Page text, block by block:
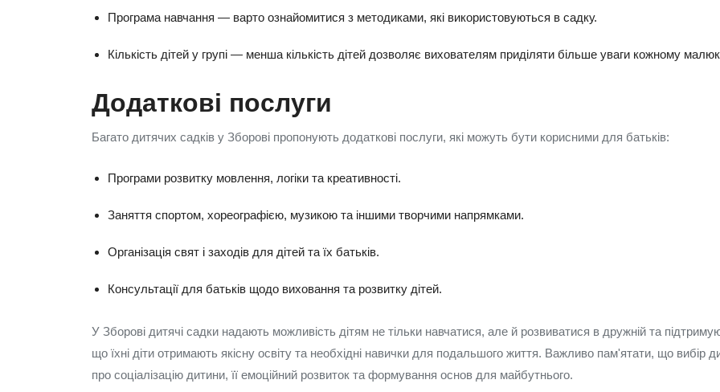
Програма навчання — варто ознайомитися з методиками, які використовуються в садку.
Кількість дітей у групі — менша кількість дітей дозволяє вихователям приділяти більше уваги кожному
Додаткові послуги
Багато дитячих садків у Зборові пропонують додаткові послуги, які можуть бути корисними для батьків:
Програми розвитку мовлення, логіки та креативності.
Заняття спортом, хореографією, музикою та іншими творчими напрямками.
Організація свят і заходів для дітей та їх батьків.
Консультації для батьків щодо виховання та розвитку дітей.
У Зборові дитячі садки надають можливість дітям не тільки навчатися, але й розвиватися в дружній та
що їхні діти отримають якісну освіту та необхідні навички для подальшого життя. Важливо пам'ятати, що
про соціалізацію дитини, її емоційний розвиток та формування основ для майбутнього.